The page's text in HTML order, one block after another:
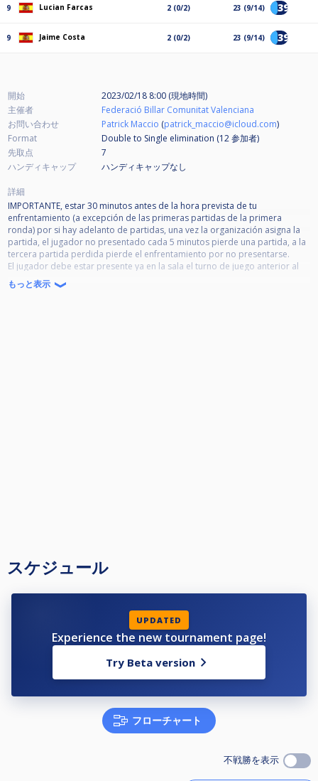
9 Lucian Farcas 2 (0/2) 23 (9/14) 39%
9 Jaime Costa 2 (0/2) 23 (9/14) 39%
開始
2023/02/18 8:00 (現地時間)
主催者
Federació Billar Comunitat Valenciana
お問い合わせ
Patrick Maccio (patrick_maccio@icloud.com)
Format
Double to Single elimination (12参加者)
先取点
7
ハンディキャップ
ハンディキャップなし
詳細
IMPORTANTE, estar 30 minutos antes de la hora prevista de tu
enfrentamiento (a excepción de las primeras partidas de la primera
ronda) por si hay adelanto de partidas, una vez la organización asigna la
partida, el jugador no presentado cada 5 minutos pierde una partida, a la
tercera partida perdida pierde el enfrentamiento por no presentarse.
El jugador debe estar presente ya en la sala el turno de juego anterior al
de su enfrentamiento.
もっと表示
スケジュール
UPDATED
Experience the new tournament page!
Try Beta version
フローチャート
不戦勝を表示